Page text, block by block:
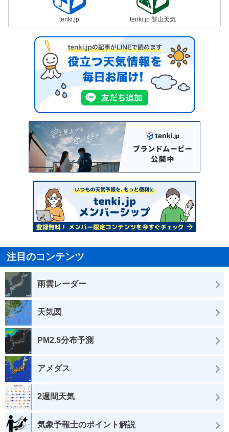
tenki.jp tenki.jp 登山天気
注目のコンテンツ
雨雲レーダー
天気図
PM2.5分布予測
アメダス
2週間天気
気象予報士のポイント解説